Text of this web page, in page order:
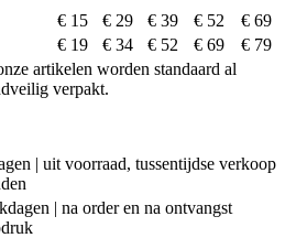
€ 15 € 29 € 39 € 52
€ 69
€ 19 € 34 € 52 € 69
€ 79
artikelen worden standaard al
verpakt.
| uit voorraad, tussentijdse verkoop
| na order en na ontvangst